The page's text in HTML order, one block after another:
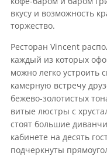
вкусу и возможность
торжество.
Ресторан Vincent
каждый из которых
можно легко устроить
камерную встречу
бежево-золотистых
витые люстры с
стоят большие
кабинете на десять
подчеркнуты